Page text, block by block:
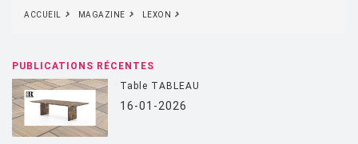
ACCUEIL MAGAZINE LEXON
PUBLICATIONS RÉCENTES
Table TABLEAU
16-01-2026